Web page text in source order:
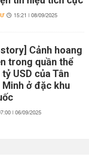
15:21 | 08/09/2025
Cảnh hoang
trong quần thể
USD của Tân
Minh ở đặc khu
| 06/09/2025